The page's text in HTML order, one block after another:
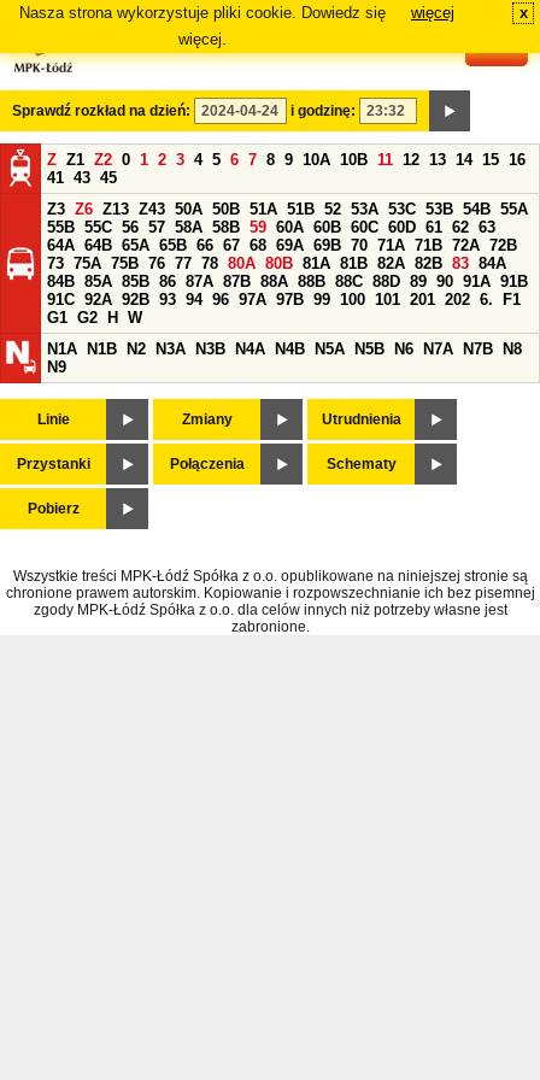
Nasza strona wykorzystuje pliki cookie. Dowiedz się
więcej.
więcej x
Sprawdź rozkład na dzień: i godzinę:
Z Z1 Z2 0 1 2 3 4 5 6 7 8 9 10A 10B 11 12 13 14 15 16
41 43 45
Z3 Z6 Z13 Z43 50A 50B 51A 51B 52 53A 53C 53B 54B 55A
55B 55C 56 57 58A 58B 59 60A 60B 60C 60D 61 62 63
64A 64B 65A 65B 66 67 68 69A 69B 70 71A 71B 72A 72B
73 75A 75B 76 77 78 80A 80B 81A 81B 82A 82B 83 84A
84B 85A 85B 86 87A 87B 88A 88B 88C 88D 89 90 91A 91B
91C 92A 92B 93 94 96 97A 97B 99 100 101 201 202 6.
F1
G1 G2 H
W
N1A
N1B N2 N3A N3B N4A N4B N5A N5B N6 N7A N7B
N8
N9
Linie Zmiany Utrudnienia
Przystanki Połączenia Schematy
Pobierz
Wszystkie treści MPK-Łódź Spółka z o.o. opublikowane na niniejszej stronie są
chronione prawem autorskim. Kopiowanie i rozpowszechnianie ich bez pisemnej
zgody MPK-Łódź Spółka z o.o. dla celów innych niż potrzeby własne jest
zabronione.